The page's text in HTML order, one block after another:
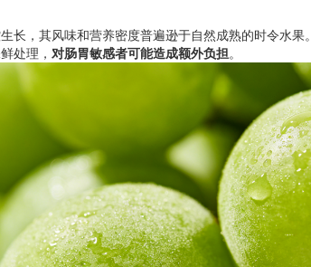
长，其风味和营养密度普遍逊于自然成熟的时令水果。
处理， 对肠胃敏感者可能造成额外负担。